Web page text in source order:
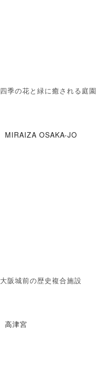
四季の花と緑に癒される庭園
MIRAIZA OSAKA-JO
大阪城前の歴史複合施設
高津宮